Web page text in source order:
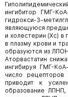
ингибитор ГМГ-
гидрокси-3-
являющуюся
и холестерин (Хс)
в плазму крови и
образуются из
Аторвастатин
ингибируя ГМГ-
число
приводит к
образование